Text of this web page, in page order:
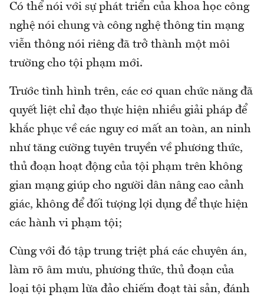
Có thể nói với sự phát triển của khoa học công
nghệ nói chung và công nghệ thông tin mạng
viễn thông nói riêng đã trở thành một môi
trường cho tội phạm mới.
Trước tình hình trên, các cơ quan chức năng đã
quyết liệt chỉ đạo thực hiện nhiều giải pháp để
khắc phục về các nguy cơ mất an toàn, an ninh
như tăng cường tuyên truyền về phương thức,
thủ đoạn hoạt động của tội phạm trên không
gian mạng giúp cho người dân nâng cao cảnh
giác, không để đối tượng lợi dụng để thực hiện
các hành vi phạm tội;
Cùng với đó tập trung triệt phá các chuyên án,
làm rõ âm mưu, phương thức, thủ đoạn của
loại tội phạm lừa đảo chiếm đoạt tài sản, đánh